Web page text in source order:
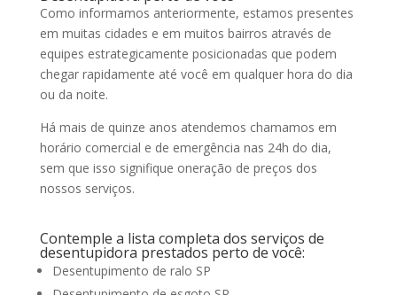
Como informamos anteriormente, estamos presentes
em muitas cidades e em muitos bairros através de
equipes estrategicamente posicionadas que podem
chegar rapidamente até você em qualquer hora do dia
ou da noite.
Há mais de quinze anos atendemos chamamos em
horário comercial e de emergência nas 24h do dia,
sem que isso signifique oneração de preços dos
nossos serviços.
Contemple a lista completa dos serviços de
desentupidora prestados perto de você:
Desentupimento de ralo SP